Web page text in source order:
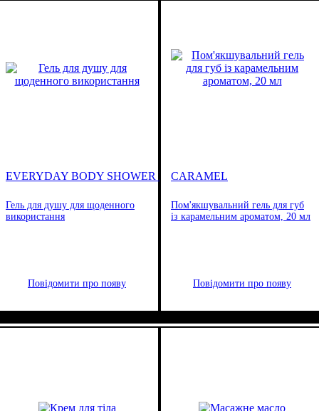
EVERYDAY BODY SHOWER NEW
Гель для душу для щоденного
використання
Повідомити про появу
CARAMEL
Пом'якшувальний гель для губ
із карамельним ароматом, 20 мл
Повідомити про появу